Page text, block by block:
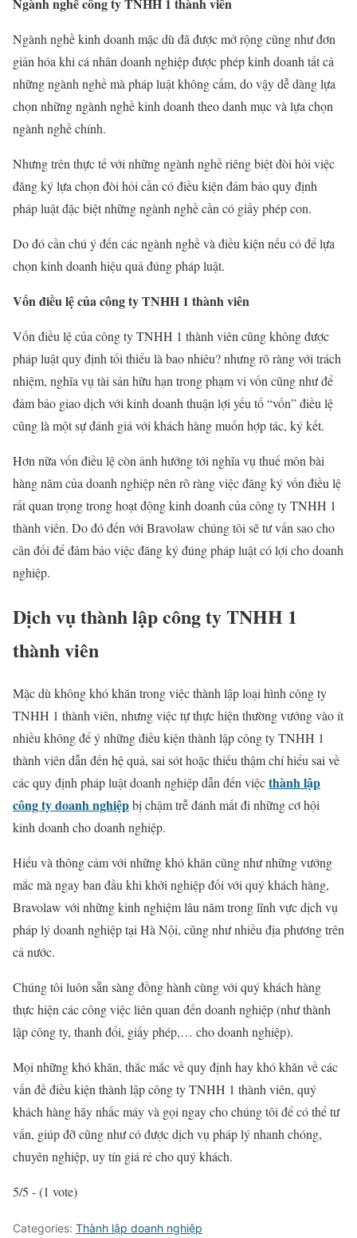
Ngành nghề kinh doanh mặc dù đã được mở rộng cũng như đơn
giản hóa khi cá nhân doanh nghiệp được phép kinh doanh tất cả
những ngành nghề mà pháp luật không cấm, do vậy dễ dàng lựa
chọn những ngành nghề kinh doanh theo danh mục và lựa chọn
ngành nghề chính.
Nhưng trên thực tế với những ngành nghề riêng biệt đòi hỏi việc
đăng ký lựa chọn đòi hỏi cần có điều kiện đảm bảo quy định
pháp luật đặc biệt những ngành nghề cần có giấy phép con.
Do đó cần chú ý đến các ngành nghề và điều kiện nếu có để lựa
chọn kinh doanh hiệu quả đúng pháp luật.
Vốn điều lệ của công ty TNHH 1 thành viên
Vốn điều lệ của công ty TNHH 1 thành viên cũng không được
pháp luật quy định tối thiểu là bao nhiêu? nhưng rõ ràng với trách
nhiệm, nghĩa vụ tài sản hữu hạn trong phạm vi vốn cũng như để
đảm bảo giao dịch với kinh doanh thuận lợi yếu tố “vốn” điều lệ
cũng là một sự đánh giá với khách hàng muốn hợp tác, ký kết.
Hơn nữa vốn điều lệ còn ảnh hưởng tới nghĩa vụ thuế môn bài
hàng năm của doanh nghiệp nên rõ ràng việc đăng ký vốn điều lệ
rất quan trọng trong hoạt động kinh doanh của công ty TNHH 1
thành viên. Do đó đến với Bravolaw chúng tôi sẽ tư vấn sao cho
cân đối để đảm bảo việc đăng ký đúng pháp luật có lợi cho doanh
nghiệp.
Dịch vụ thành lập công ty TNHH 1
thành viên
Mặc dù không khó khăn trong việc thành lập loại hình công ty
TNHH 1 thành viên, nhưng việc tự thực hiện thường vướng vào ít
nhiều không để ý những điều kiện thành lập công ty TNHH 1
thành viên dẫn đến hệ quả, sai sót hoặc thiếu thậm chí hiểu sai về
các quy định pháp luật doanh nghiệp dẫn đến việcthành lập
công ty doanh nghiệpbị chậm trễ đánh mất đi những cơ hội
kinh doanh cho doanh nghiệp.
Hiểu và thông cảm với những khó khăn cũng như những vướng
mắc mà ngay ban đầu khi khởi nghiệp đối với quý khách hàng,
Bravolaw với những kinh nghiệm lâu năm trong lĩnh vực dịch vụ
pháp lý doanh nghiệp tại Hà Nội, cũng như nhiều địa phương trên
cả nước.
Chúng tôi luôn sẵn sàng đồng hành cùng với quý khách hàng
thực hiện các công việc liên quan đến doanh nghiệp (như thành
lập công ty, thanh đổi, giấy phép,… cho doanh nghiệp).
Mọi những khó khăn, thắc mắc về quy định hay khó khăn về các
vấn đề điều kiện thành lập công ty TNHH 1 thành viên, quý
khách hàng hãy nhấc máy và gọi ngay cho chúng tôi để có thể tư
vấn, giúp đỡ cũng như có được dịch vụ pháp lý nhanh chóng,
chuyên nghiệp, uy tín giá rẻ cho quý khách.
5/5 - (1 vote)
Categories: Thành lập doanh nghiệp